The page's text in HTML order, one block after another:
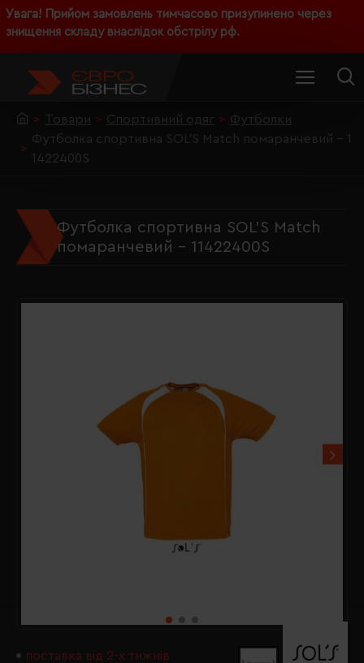
Увага! Прийом замовлень тимчасово призупинено через
знищення складу внаслідок обстрілу рф.
Товари Спортивний одяг
Футболки
Футболка спортивна SOL'S Match помаранчевий - 1
1422400S
Футболка спортивна SOL'S Match
помаранчевий - 11422400S
поставка від 2-х тижнів